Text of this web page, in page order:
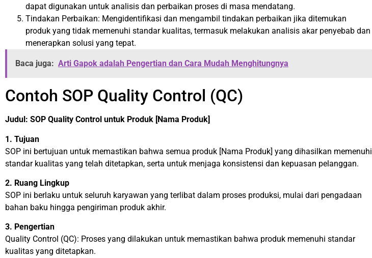
dapat digunakan untuk analisis dan perbaikan proses di masa mendatang.
Tindakan Perbaikan: Mengidentifikasi dan mengambil tindakan perbaikan jika ditemukan
produk yang tidak memenuhi standar kualitas, termasuk melakukan analisis akar penyebab dan
menerapkan solusi yang tepat.
Baca juga: Arti Gapok adalah Pengertian dan Cara Mudah Menghitungnya
Contoh SOP Quality Control (QC)
Judul: SOP Quality Control untuk Produk [Nama Produk]
1. Tujuan
SOP ini bertujuan untuk memastikan bahwa semua produk [Nama Produk] yang dihasilkan memenuhi
standar kualitas yang telah ditetapkan, serta untuk menjaga konsistensi dan kepuasan pelanggan.
2. Ruang Lingkup
SOP ini berlaku untuk seluruh karyawan yang terlibat dalam proses produksi, mulai dari pengadaan
bahan baku hingga pengiriman produk akhir.
3. Pengertian
Quality Control (QC): Proses yang dilakukan untuk memastikan bahwa produk memenuhi standar
kualitas yang ditetapkan.